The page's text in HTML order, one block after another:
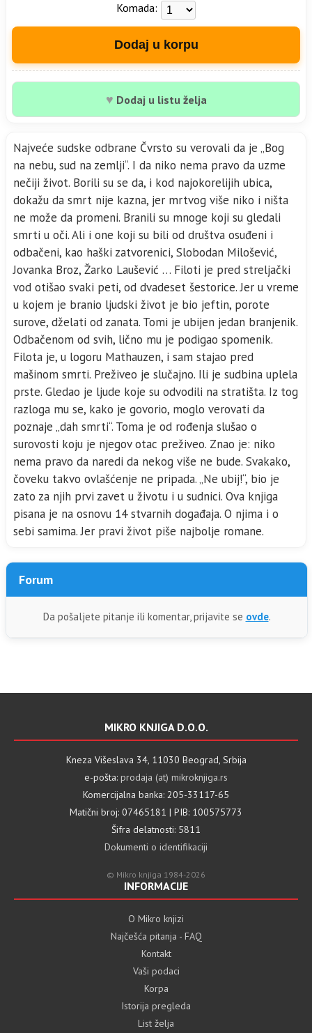
Komada:
Dodaj u korpu
♥ Dodaj u listu želja
Najveće sudske odbrane Čvrsto su verovali da je „Bog
na nebu, sud na zemlji“. I da niko nema pravo da uzme
nečiji život. Borili su se da, i kod najokorelijih ubica,
dokažu da smrt nije kazna, jer mrtvog više niko i ništa
ne može da promeni. Branili su mnoge koji su gledali
smrti u oči. Ali i one koji su bili od društva osuđeni i
odbačeni, kao haški zatvorenici, Slobodan Milošević,
Jovanka Broz, Žarko Laušević … Filoti je pred streljački
vod otišao svaki peti, od dvadeset šestorice. Jer u vreme
u kojem je branio ljudski život je bio jeftin, porote
surove, dželati od zanata. Tomi je ubijen jedan branjenik.
Odbačenom od svih, lično mu je podigao spomenik.
Filota je, u logoru Mathauzen, i sam stajao pred
mašinom smrti. Preživeo je slučajno. Ili je sudbina uplela
prste. Gledao je ljude koje su odvodili na stratišta. Iz tog
razloga mu se, kako je govorio, moglo verovati da
poznaje „dah smrti“. Toma je od rođenja slušao o
surovosti koju je njegov otac preživeo. Znao je: niko
nema pravo da naredi da nekog više ne bude. Svakako,
čoveku takvo ovlašćenje ne pripada. „Ne ubij!“, bio je
zato za njih prvi zavet u životu i u sudnici. Ova knjiga
pisana je na osnovu 14 stvarnih događaja. O njima i o
sebi samima. Jer pravi život piše najbolje romane.
Forum
Da pošaljete pitanje ili komentar, prijavite se ovde.
MIKRO KNJIGA D.O.O.
Kneza Višeslava 34, 11030 Beograd, Srbija
e-pošta: prodaja (at) mikroknjiga.rs
Komercijalna banka: 205-33117-65
Matični broj: 07465181 | PIB: 100575773
Šifra delatnosti: 5811
Dokumenti o identifikaciji
© Mikro knjiga 1984-2026
INFORMACIJE
O Mikro knjizi
Najčešća pitanja - FAQ
Kontakt
Vaši podaci
Korpa
Istorija pregleda
List želja